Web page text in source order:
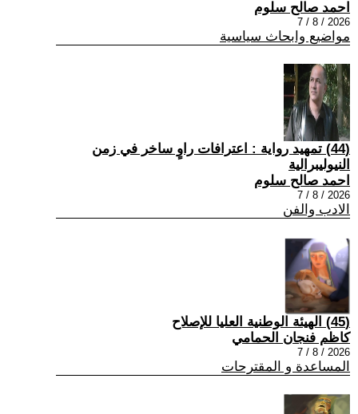
احمد صالح سلوم
2026 / 8 / 7
مواضيع وابحاث سياسية
(44) تمهيد رواية : اعترافات راوٍ ساخر في زمن
النيوليبرالية
احمد صالح سلوم
2026 / 8 / 7
الادب والفن
(45) الهيئة الوطنية العليا للإصلاح
كاظم فنجان الحمامي
2026 / 8 / 7
المساعدة و المقترحات